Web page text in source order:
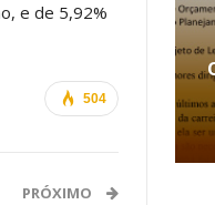
e de 5,92%
504
PRÓXIMO